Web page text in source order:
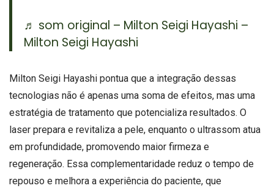
♬ som original – Milton Seigi Hayashi –
Milton Seigi Hayashi
Milton Seigi Hayashi pontua que a integração dessas
tecnologias não é apenas uma soma de efeitos, mas uma
estratégia de tratamento que potencializa resultados. O
laser prepara e revitaliza a pele, enquanto o ultrassom atua
em profundidade, promovendo maior firmeza e
regeneração. Essa complementaridade reduz o tempo de
repouso e melhora a experiência do paciente, que